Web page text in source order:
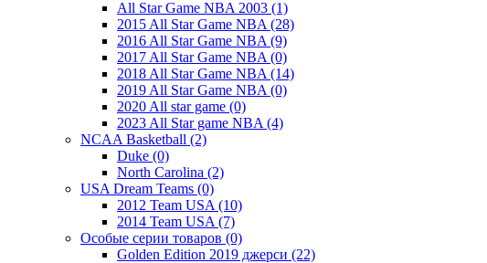
All Star Game NBA 2003 (1)
2015 All Star Game NBA (28)
2016 All Star Game NBA (9)
2017 All Star Game NBA (0)
2018 All Star Game NBA (14)
2019 All Star Game NBA (0)
2020 All star game (0)
2023 All Star game NBA (4)
NCAA Basketball (2)
Duke (0)
North Carolina (2)
USA Dream Teams (0)
2012 Team USA (10)
2014 Team USA (7)
Особые серии товаров (0)
Golden Edition 2019 джерси (22)